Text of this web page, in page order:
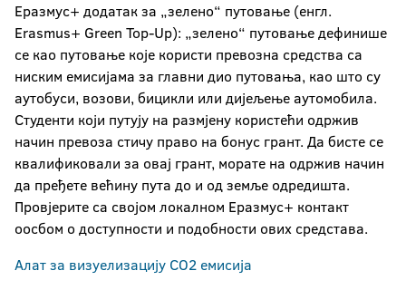
Еразмус+ додатак за „зелено“ путовање (енгл.
Erasmus+ Green Top-Up): „зелено“ путовање дефинише
се као путовање које користи превозна средства са
ниским емисијама за главни дио путовања, као што су
аутобуси, возови, бицикли или дијељење аутомобила.
Студенти који путују на размјену користећи одржив
начин превоза стичу право на бонус грант. Да бисте се
квалификовали за овај грант, морате на одржив начин
да пређете већину пута до и од земље одредишта.
Провјерите са својом локалном Еразмус+ контакт
оосбом о доступности и подобности ових средстава.
Алат за визуелизацију СО2 емисија